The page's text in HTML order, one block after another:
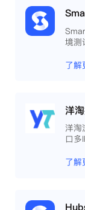
境测
了解
洋
洋淘
口
了解